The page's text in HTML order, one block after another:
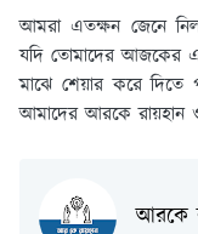
আমরা এতক্ষন জেনে
যদি তোমাদের আজকের
মাঝে শেয়ার করে
আমাদের আরকে রায়হান
আরকে